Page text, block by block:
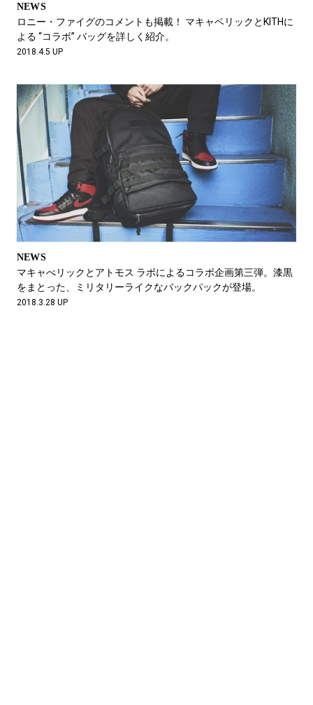
NEWS
ロニー・ファイグのコメントも掲載！ マキャベリックとKITHに
よる “コラボ” バッグを詳しく紹介。
2018.4.5 UP
NEWS
マキャべリックとアトモス ラボによるコラボ企画第三弾。漆黒
をまとった、ミリタリーライクなバックパックが登場。
2018.3.28 UP